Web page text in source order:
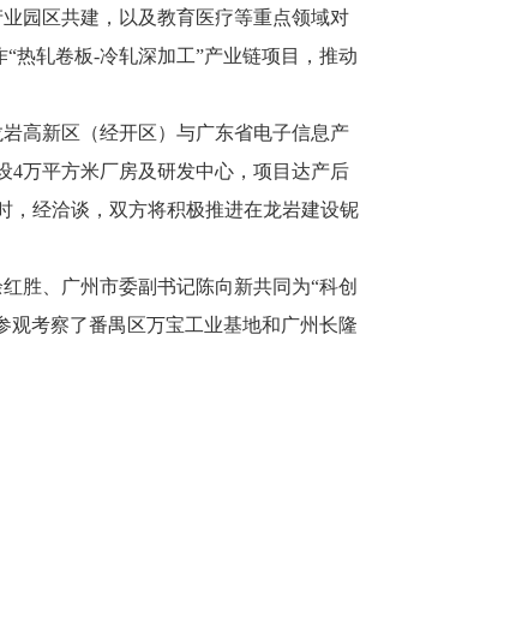
园区共建，以及教育医疗等重点领域对
热轧卷板-冷轧深加工”产业链项目，推动
高新区（经开区）与广东省电子信息产
4万平方米厂房及研发中心，项目达产后
，经洽谈，双方将积极推进在龙岩建设铌
、广州市委副书记陈向新共同为“科创
考察了番禺区万宝工业基地和广州长隆